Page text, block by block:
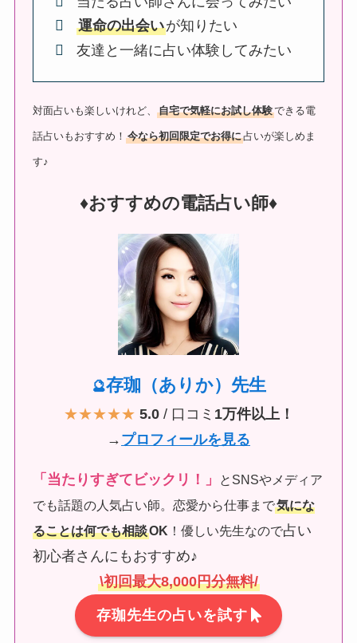
運命の出会いが知りたい
友達と一緒に占い体験してみたい
対面占いも楽しいけれど、自宅で気軽にお試し体験できる電
話占いもおすすめ！今なら初回限定でお得に占いが楽しめま
す♪
♦︎おすすめの電話占い師♦︎
🔮存珈（ありか）先生
★★★★★ 5.0/ 口コミ 1万件以上！
→ プロフィールを見る
「当たりすぎてビックリ！」
とSNSやメディア
でも話題の人気占い師。恋愛から仕事まで気にな
ることは何でも相談OK ！優しい先生なので占い
初心者さんにもおすすめ♪
\初回最大8,000円分無料/
存珈先生の占いを試す